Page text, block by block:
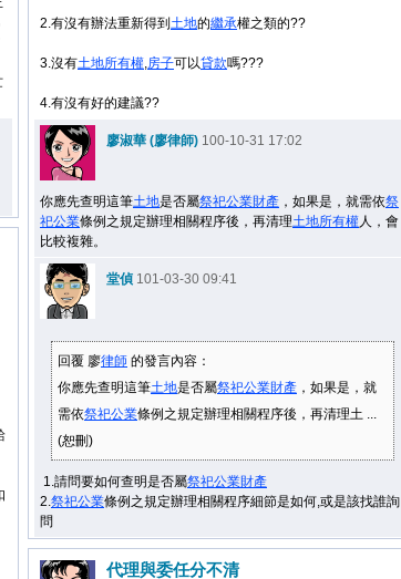
2.有沒有辦法重新得到 土地的繼承權之類的??
3.沒有土地所有權,房子可以貸款嗎???
4.有沒有好的建議??
廖淑華 (廖律師) 100-10-31 17:02
你應先查明這筆土地是否屬祭祀公業財產 ，如果是，就需依祭
祀公業條例之規定辦理相關程序後，再清理土地所有權人，會
比較複雜。
堂偵 101-03-30 09:41
回覆 廖律師 的發言內容：
你應先查明這筆土地是否屬祭祀公業財產 ，如果是，就
需依祭祀公業條例之規定辦理相關程序後，再清理土 ...
(恕刪)
1.請問要如何查明是否屬祭祀公業財產
2.祭祀公業條例之規定辦理相關程序細節是如何,或是該找誰詢
問
代理與委任分不清